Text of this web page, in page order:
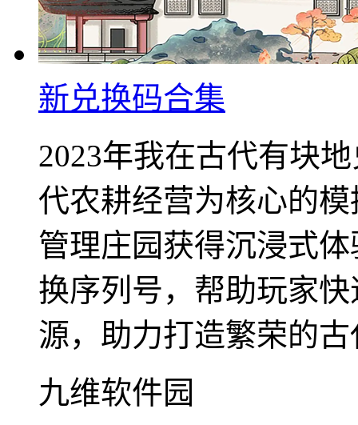
新兑换码合集
2023年我在古代有块
代农耕经营为核心的
管理庄园获得沉浸式
换序列号，帮助玩家
源，助力打造繁荣的古
九维软件园